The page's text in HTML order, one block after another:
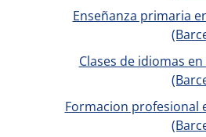
Enseñanza primaria
Clases de idiomas
Formacion profesional